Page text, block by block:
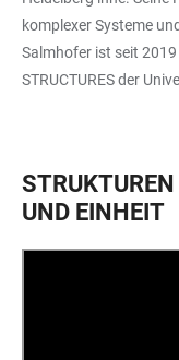
komplexer Systeme
Salmhofer ist seit
STRUCTURES der
UND EINHEIT